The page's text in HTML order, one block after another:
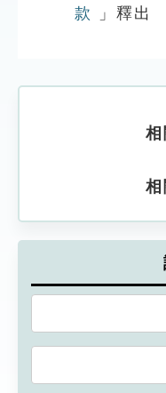
款
」釋出